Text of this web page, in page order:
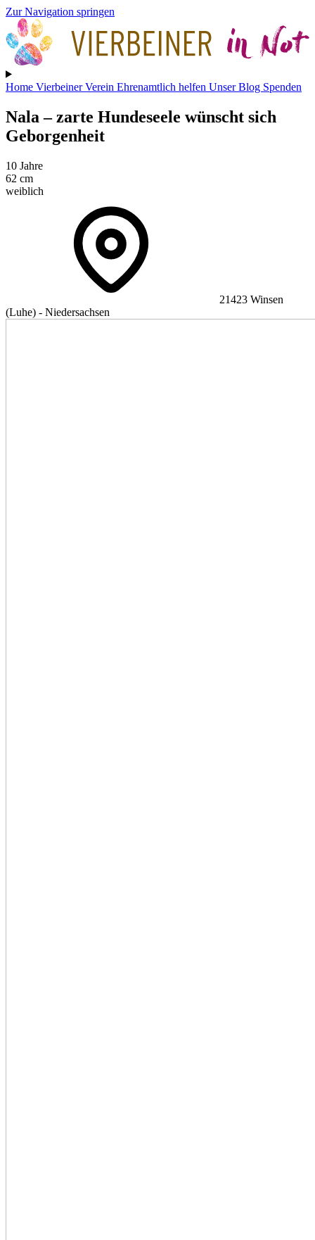
Zur Navigation springen
Home VierbeinerVerein Ehrenamtlich helfen Unser Blog Spenden
Nala– zarte Hundeseele wünscht sich
Geborgenheit
10 Jahre
62 cm
weiblich
21423 Winsen
(Luhe) - Niedersachsen